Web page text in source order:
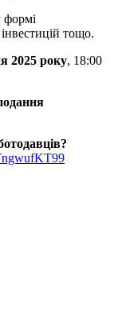
формі
тощо.
2025 року, 18:00